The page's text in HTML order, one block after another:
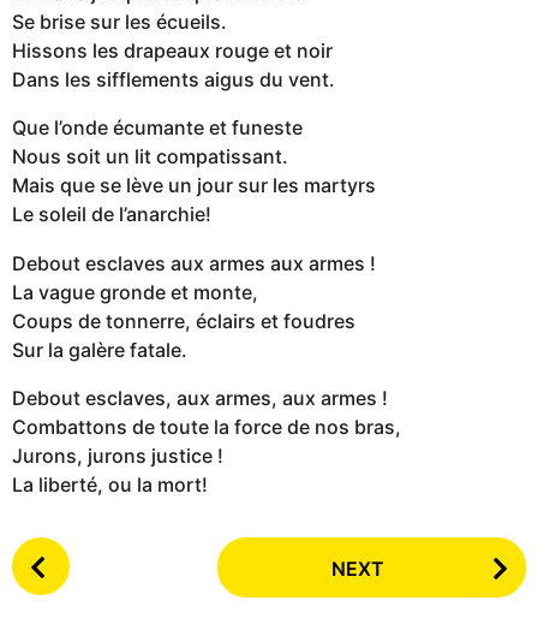
Se brise sur les écueils.
Hissons les drapeaux rouge et noir
Dans les sifflements aigus du vent.
Que l’onde écumante et funeste
Nous soit un lit compatissant.
Mais que se lève un jour sur les martyrs
Le soleil de l’anarchie!
Debout esclaves aux armes aux armes !
La vague gronde et monte,
Coups de tonnerre, éclairs et foudres
Sur la galère fatale.
Debout esclaves, aux armes, aux armes !
Combattons de toute la force de nos bras,
Jurons, jurons justice !
La liberté, ou la mort!
P
o
NEXT